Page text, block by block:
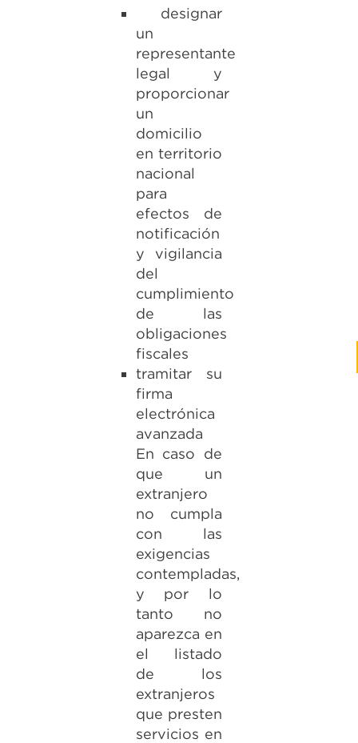
designar
un
representante
legal y
proporcionar
un
domicilio
en territorio
nacional
para
efectos de
notificación
y vigilancia
del
cumplimiento
de las
obligaciones
fiscales
tramitar su
firma
electrónica
avanzada
En caso de
que un
extranjero
no cumpla
con las
exigencias
contempladas,
y por lo
tanto no
aparezca en
el listado
de los
extranjeros
que presten
servicios en